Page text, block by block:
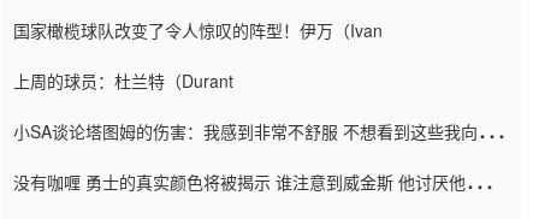
国家橄榄球队改变了令人惊叹的阵型！伊万（Ivan
上周的球员：杜兰特（Durant
小SA谈论塔图姆的伤害：我感到非常不舒服 不想看到这些我向他
没有咖喱 勇士的真实颜色将被揭示 谁注意到威金斯 他讨厌他的老